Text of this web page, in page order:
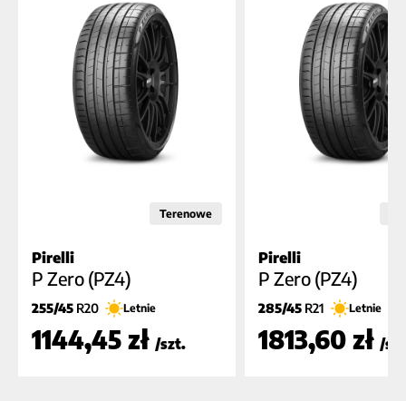
Terenowe
Pirelli
P Zero (PZ4)
255/45 R20 Letnie
1144,45 zł /szt.
Pirelli
P Zero (PZ4)
285/45 R21 Letnie
1813,60 zł /